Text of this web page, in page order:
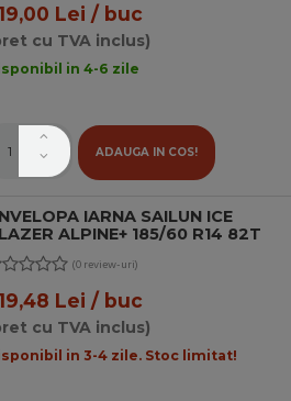
Lei / buc
cu TVA inclus)
in 4-6 zile
ADAUGA IN COS!
IARNA SAILUN ICE
ALPINE+ 185/60 R14 82T
(0 review-uri)
Lei / buc
cu TVA inclus)
in 3-4 zile. Stoc limitat!